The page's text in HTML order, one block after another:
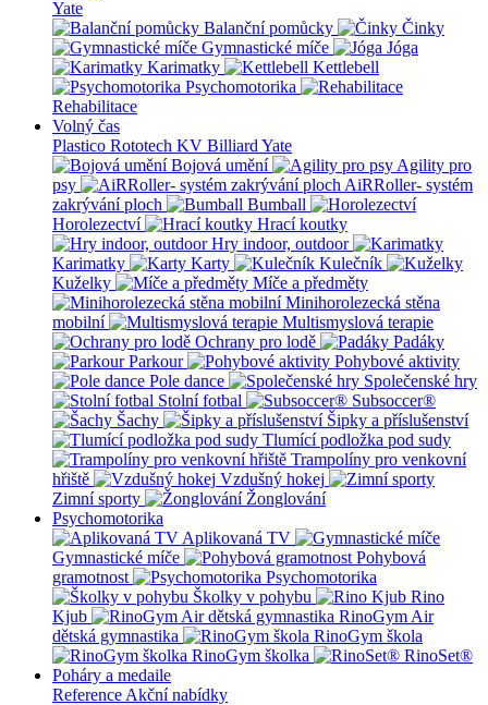
Yate
Balanční pomůcky
Činky
Gymnastické míče
Jóga
Karimatky
Kettlebell
Psychomotorika
Rehabilitace
Volný čas
Plastico Rototech KV Billiard Yate
Bojová umění
Agility pro
psy
AiRRoller- systém
zakrývání ploch
Bumball
Horolezectví
Hrací koutky
Hry indoor, outdoor
Karimatky
Karty
Kulečník
Kuželky
Míče a předměty
Minihorolezecká stěna
mobilní
Multismyslová terapie
Ochrany pro lodě
Padáky
Parkour
Pohybové aktivity
Pole dance
Společenské hry
Stolní fotbal
Subsoccer®
Šachy
Šipky a příslušenství
Tlumící podložka pod sudy
Trampolíny pro venkovní
hřiště
Vzdušný hokej
Zimní sporty
Žonglování
Psychomotorika
Aplikovaná TV
Gymnastické míče
Pohybová
gramotnost
Psychomotorika
Školky v pohybu
Rino
Kjub
RinoGym Air
dětská gymnastika
RinoGym škola
RinoGym školka
RinoSet®
Poháry a medaile
Reference Akční nabídky